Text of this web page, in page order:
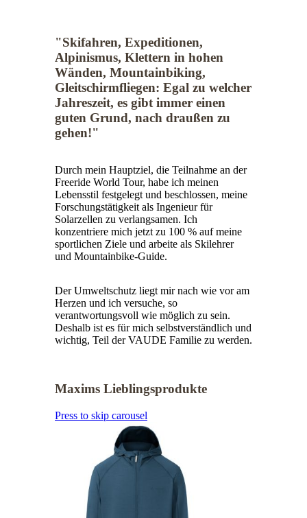
"Skifahren, Expeditionen,
Alpinismus, Klettern in hohen
Wänden, Mountainbiking,
Gleitschirmfliegen: Egal zu welcher
Jahreszeit, es gibt immer einen
guten Grund, nach draußen zu
gehen!"
Durch mein Hauptziel, die Teilnahme an der
Freeride World Tour, habe ich meinen
Lebensstil festgelegt und beschlossen, meine
Forschungstätigkeit als Ingenieur für
Solarzellen zu verlangsamen. Ich
konzentriere mich jetzt zu 100 % auf meine
sportlichen Ziele und arbeite als Skilehrer
und Mountainbike-Guide.
Der Umweltschutz liegt mir nach wie vor am
Herzen und ich versuche, so
verantwortungsvoll wie möglich zu sein.
Deshalb ist es für mich selbstverständlich und
wichtig, Teil der VAUDE Familie zu werden.
Maxims Lieblingsprodukte
Press to skip carousel